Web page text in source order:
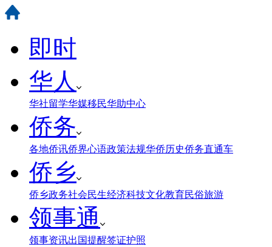
即时
华人
华社留学华媒移民华助中心
侨务
各地侨讯侨界心语政策法规华侨历史侨务直通车
侨乡
侨乡政务社会民生经济科技文化教育民俗旅游
领事通
领事资讯出国提醒签证护照